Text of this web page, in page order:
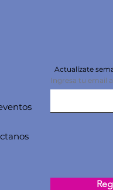
Actualízate
Ingresa tu email